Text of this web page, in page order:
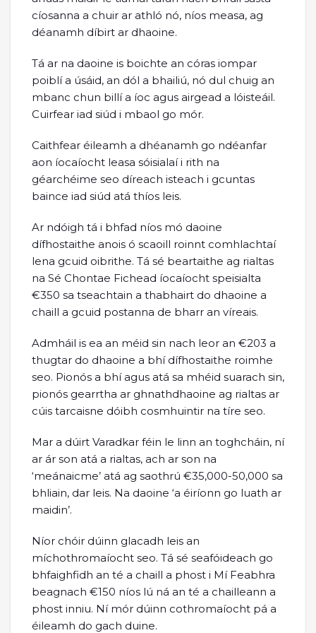
cíosanna a chuir ar athló nó, níos measa, ag
déanamh díbirt ar dhaoine.
Tá ar na daoine is boichte an córas iompar
poiblí a úsáid, an dól a bhailiú, nó dul chuig an
mbanc chun billí a íoc agus airgead a lóisteáil.
Cuirfear iad siúd i mbaol go mór.
Caithfear éileamh a dhéanamh go ndéanfar
aon íocaíocht leasa sóisialaí i rith na
géarchéime seo díreach isteach i gcuntas
baince iad siúd atá thíos leis.
Ar ndóigh tá i bhfad níos mó daoine
dífhostaithe anois ó scaoill roinnt comhlachtaí
lena gcuid oibrithe. Tá sé beartaithe ag rialtas
na Sé Chontae Fichead íocaíocht speisialta
€350 sa tseachtain a thabhairt do dhaoine a
chaill a gcuid postanna de bharr an víreais.
Admháil is ea an méid sin nach leor an €203 a
thugtar do dhaoine a bhí dífhostaithe roimhe
seo. Pionós a bhí agus atá sa mhéid suarach sin,
pionós gearrtha ar ghnathdhaoine ag rialtas ar
cúis tarcaisne dóibh cosmhuintir na tíre seo.
Mar a dúirt Varadkar féin le linn an toghcháin, ní
ar ár son atá a rialtas, ach ar son na
‘meánaicme’ atá ag saothrú €35,000-50,000 sa
bhliain, dar leis. Na daoine ‘a éiríonn go luath ar
maidin’.
Níor chóir dúinn glacadh leis an
míchothromaíocht seo. Tá sé seafóideach go
bhfaighfidh an té a chaill a phost i Mí Feabhra
beagnach €150 níos lú ná an té a chailleann a
phost inniu. Ní mór dúinn cothromaíocht pá a
éileamh do gach duine.